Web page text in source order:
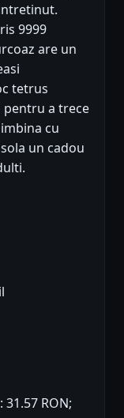
9999
are un
tetrus
a trece
cu
un cadou
RON;